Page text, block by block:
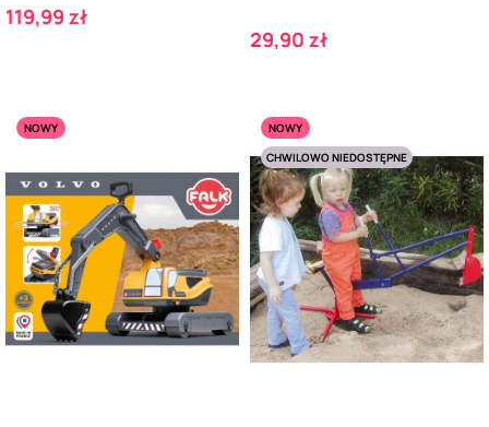
Cena
119,99 zł
Cena
29,90 zł
NOWY
NOWY
CHWILOWO NIEDOSTĘPNE